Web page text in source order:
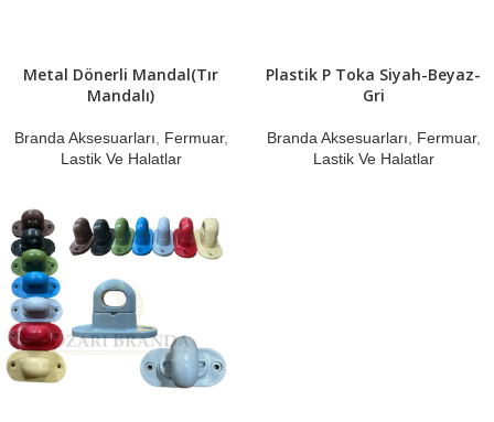
Metal Dönerli Mandal(Tır
Mandalı)
Branda Aksesuarları Fermuar,
Lastik Ve Halatlar
Plastik P Toka Siyah-Beyaz-
Gri
Branda Aksesuarları Fermuar,
Lastik Ve Halatlar